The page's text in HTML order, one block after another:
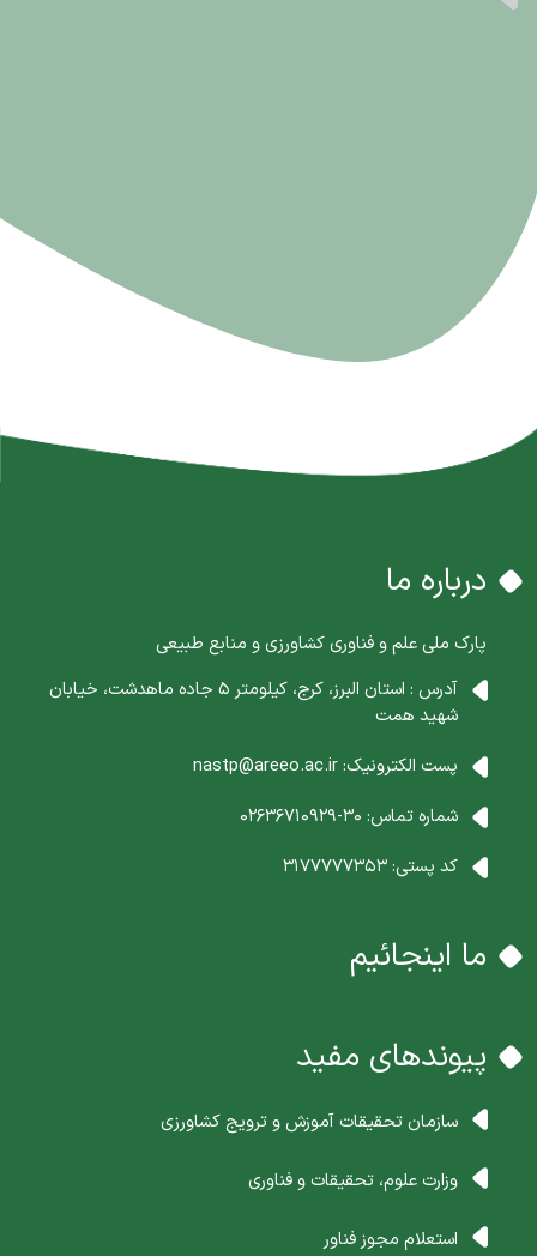
درباره ما
پارک ملی علم و فناوری کشاورزی و منابع طبیعی
آدرس : استان البرز، کرج، کیلومتر 5 جاده ماهدشت، خیابان
شهید همت
پست الکترونیک:nastp@areeo.ac.ir
شماره تماس: 30-02636710929
کد پستی:3177777353
ما اینجائیم
پیوندهای مفید
سازمان تحقیقات آموزش و ترویج کشاورزی
وزارت علوم، تحقیقات و فناوری
استعلام مجوز فناور